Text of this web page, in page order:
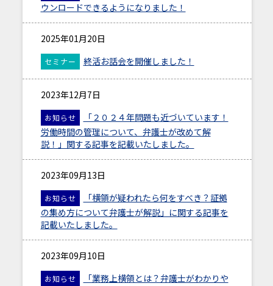
ウンロードできるようになりました！
2025年01月20日
セミナー 終活お話会を開催しました！
2023年12月7日
お知らせ
「２０２４年問題も近づいています！
労働時間の管理について、弁護士が改めて解
説！」関する記事を記載いたしました。
2023年09月13日
お知らせ
「横領が疑われたら何をすべき？証拠
の集め方について弁護士が解説」に関する記事を
記載いたしました。
2023年09月10日
お知らせ
「業務上横領とは？弁護士がわかりや